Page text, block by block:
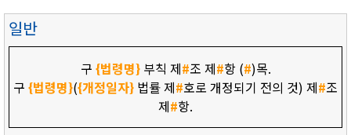
일반
구 {법령명}부칙 제#조 제#항 (#)목.
구 {법령명}({개정일자} 법률 제#호로 개정되기 전의 것) 제#조
제#항.